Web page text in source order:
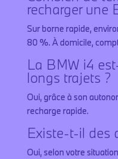
recharger une
Sur borne rapide,
80 %. À domicile,
La BMW i4
longs trajets ?
Oui, grâce à son
recharge rapide.
Existe-t-il des
Oui, selon votre